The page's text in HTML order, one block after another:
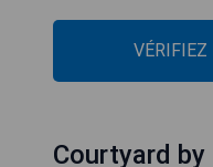
Courtyard